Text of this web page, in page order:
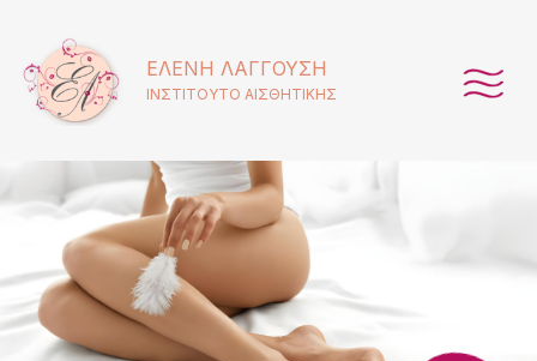
ΕΛΈΝΗ ΛΑΓΓΟΎΣΗ
ΙΝΣΤΙΤΟΥΤΟ ΑΙΣΘΗΤΙΚΗΣ